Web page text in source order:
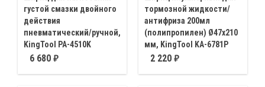
густой смазки двойного
действия
пневматический/ручной,
KingTool PA-4510K
В комплект входит:
6 680
тормозной жидкости/
антифриза 200мл
(полипропилен) Ø47х210
мм, KingTool KA-6781P
Для перекачки масел и
2 220